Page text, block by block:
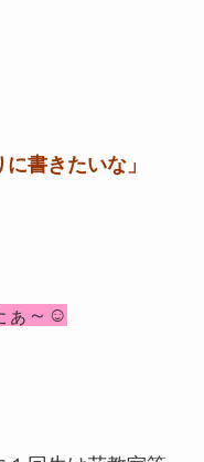
書きたいな」
ぁ～☺